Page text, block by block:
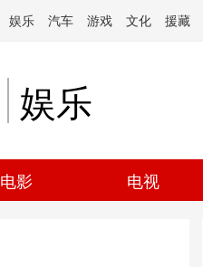
娱乐 汽车 游戏 文化 援藏
娱乐
电影 电视